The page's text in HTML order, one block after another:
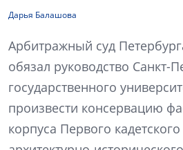
Дарья Балашова
Арбитражный суд
обязал руководство Санкт-
государственного
произвести консервацию
корпуса Первого